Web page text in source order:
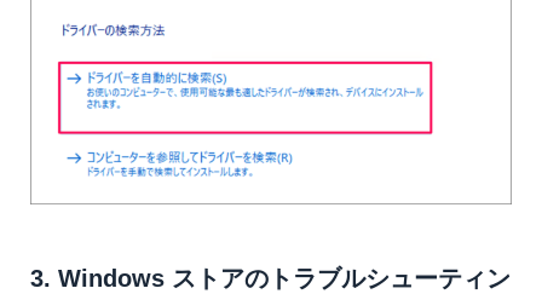
3. Windows ストアのトラブルシューティン